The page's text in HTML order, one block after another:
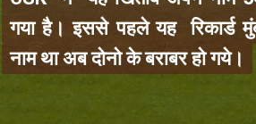
गया है। इससे पहले यह रिकार्ड
नाम था अब दोनो के बराबर हो गये।
गया है। इससे पहले यह रिकार्ड
नाम था अब दोनो के बराबर हो गये।